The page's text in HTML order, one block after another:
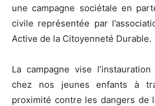
une campagne sociétale en
civile représentée par
Active de la Citoyenneté Durable.
La campagne vise
chez nos jeunes enfants à
proximité contre les dangers de